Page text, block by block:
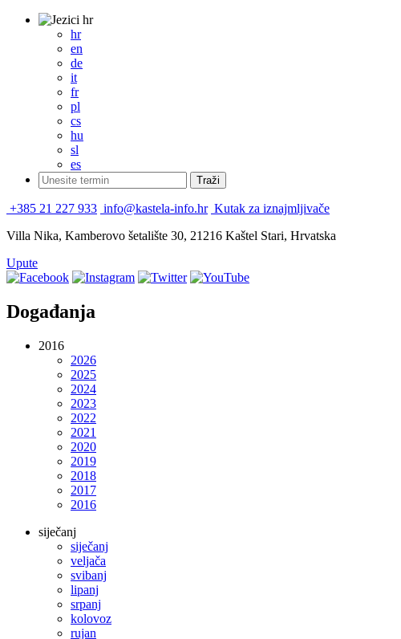
hr
hr
en
de
it
fr
pl
cs
hu
sl
es
+385 21 227 933 info@kastela-info.hr Kutak za iznajmljivače
Villa Nika, Kamberovo šetalište 30, 21216 Kaštel Stari, Hrvatska
Upute
Događanja
2016
2026
2025
2024
2023
2022
2021
2020
2019
2018
2017
2016
siječanj
siječanj
veljača
svibanj
lipanj
srpanj
kolovoz
rujan